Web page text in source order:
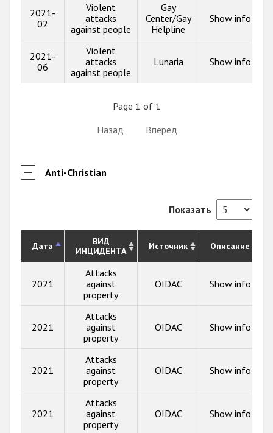
2021-
02
Violent
attacks
against people
Gay
Center/Gay
Helpline
Show info
2021-
06
Violent
attacks
against people
Lunaria Show info
Page 1 of 1
Назад
Вперёд
Anti-Christian
Показать
Дата
ВИД
ИНЦИДЕНТА
Источник Описание
2021
Attacks
against
property
OIDAC Show info
2021
Attacks
against
property
OIDAC Show info
2021
Attacks
against
property
OIDAC Show info
2021
Attacks
against
property
OIDAC Show info